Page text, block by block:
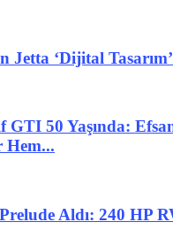
Jetta ‘Dijital Tasarım’
GTI 50 Yaşında:
Hem...
Aldı: 240 HP